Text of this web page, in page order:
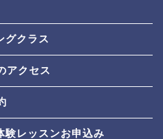
グクラス
アクセス
験レッスンお申込み